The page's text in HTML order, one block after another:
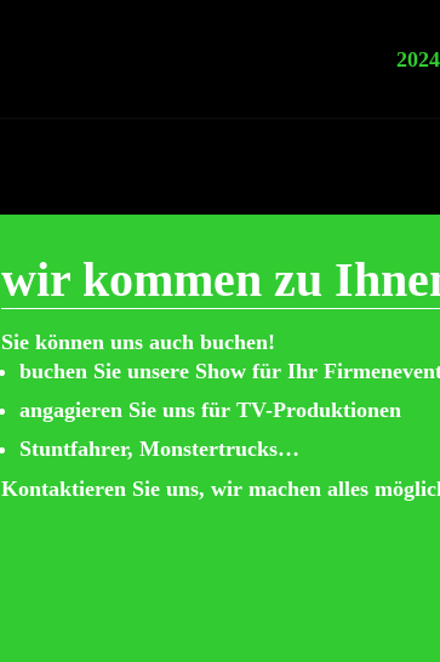
wir kommen zu
Sie können uns auch buchen!
buchen Sie unsere Show für Ihr
angagieren Sie uns für TV-Produktionen
Stuntfahrer, Monstertrucks…
Kontaktieren Sie uns, wir machen alles